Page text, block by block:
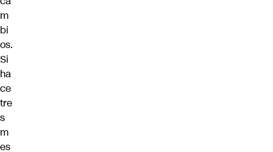
m
bi
os.
Si
ha
ce
tre
s
m
es